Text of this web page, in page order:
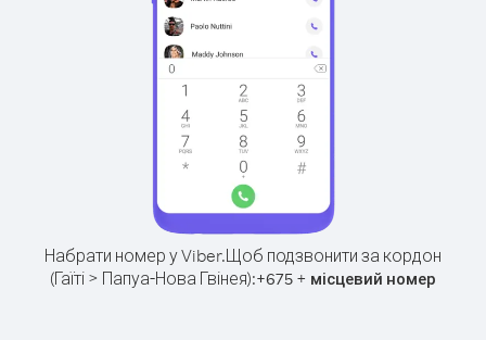
Набрати номер у Viber.Щоб подзвонити за кордон
(Гаїті > Папуа-Нова Гвінея):+675 + місцевий номер